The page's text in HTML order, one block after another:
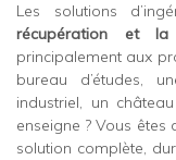
Les solutions
récupération et
principalement aux
bureau d’études,
industriel, un
enseigne ? Vous êtes
solution complète,